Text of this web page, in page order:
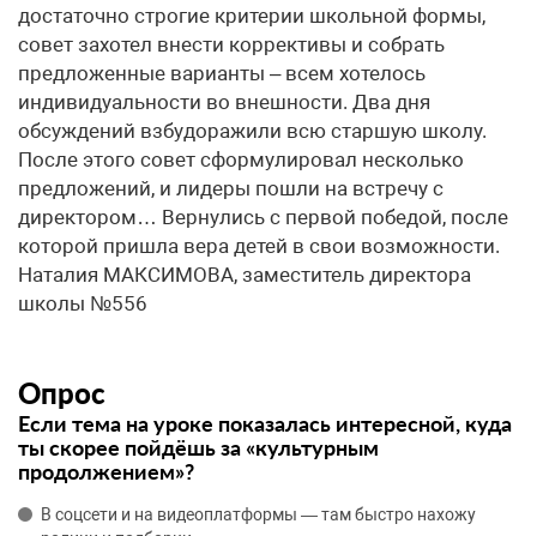
достаточно строгие критерии школьной формы,
совет захотел внести коррективы и собрать
предложенные варианты – всем хотелось
индивидуальности во внешности. Два дня
обсуждений взбудоражили всю старшую школу.
После этого совет сформулировал несколько
предложений, и лидеры пошли на встречу с
директором… Вернулись с первой победой, после
которой пришла вера детей в свои возможности.
Наталия МАКСИМОВА, заместитель директора
школы №556
Опрос
Если тема на уроке показалась интересной, куда
ты скорее пойдёшь за «культурным
продолжением»?
В соцсети и на видеоплатформы — там быстро нахожу